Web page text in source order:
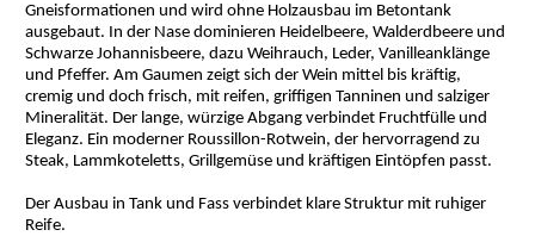
Gneisformationen und wird ohne Holzausbau im Betontank
ausgebaut. In der Nase dominieren Heidelbeere, Walderdbeere und
Schwarze Johannisbeere, dazu Weihrauch, Leder, Vanilleanklänge
und Pfeffer. Am Gaumen zeigt sich der Wein mittel bis kräftig,
cremig und doch frisch, mit reifen, griffigen Tanninen und salziger
Mineralität. Der lange, würzige Abgang verbindet Fruchtfülle und
Eleganz. Ein moderner Roussillon-Rotwein, der hervorragend zu
Steak, Lammkoteletts, Grillgemüse und kräftigen Eintöpfen passt.
Der Ausbau in Tank und Fass verbindet klare Struktur mit ruhiger
Reife.